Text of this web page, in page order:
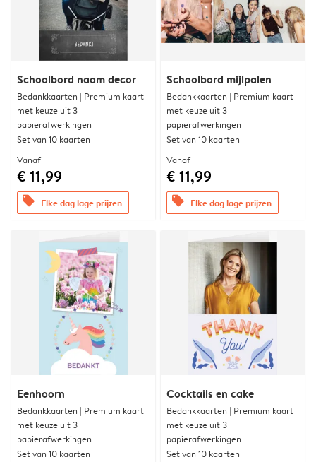
Schoolbord naam decor
Bedankkaarten | Premium kaart
met keuze uit 3
papierafwerkingen
Set van 10 kaarten
Vanaf
€ 11,99
offers Elke dag lage prijzen
Schoolbord mijlpalen
Bedankkaarten | Premium kaart
met keuze uit 3
papierafwerkingen
Set van 10 kaarten
Vanaf
€ 11,99
offers Elke dag lage prijzen
Eenhoorn
Bedankkaarten | Premium kaart
met keuze uit 3
papierafwerkingen
Set van 10 kaarten
Cocktails en cake
Bedankkaarten | Premium kaart
met keuze uit 3
papierafwerkingen
Set van 10 kaarten